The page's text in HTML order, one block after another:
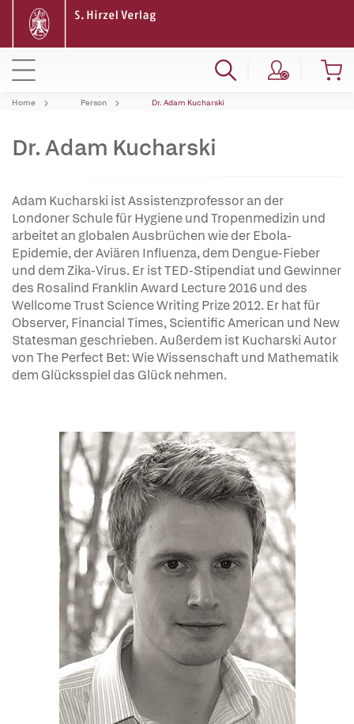
Home Person Dr. Adam Kucharski
Dr. Adam Kucharski
Adam Kucharski ist Assistenzprofessor an der
Londoner Schule für Hygiene und Tropenmedizin und
arbeitet an globalen Ausbrüchen wie der Ebola-
Epidemie, der Aviären Influenza, dem Dengue-Fieber
und dem Zika-Virus. Er ist TED-Stipendiat und Gewinner
des Rosalind Franklin Award Lecture 2016 und des
Wellcome Trust Science Writing Prize 2012. Er hat für
Observer, Financial Times, Scientific American und New
Statesman geschrieben. Außerdem ist Kucharski Autor
von The Perfect Bet: Wie Wissenschaft und Mathematik
dem Glücksspiel das Glück nehmen.